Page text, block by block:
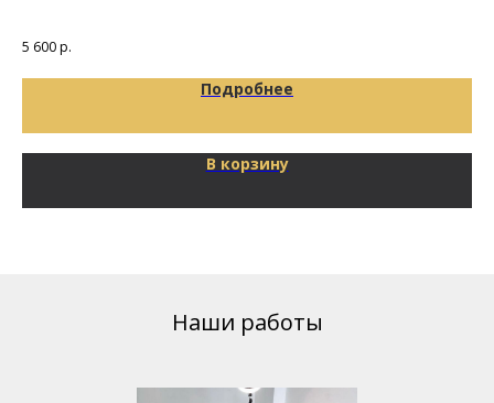
5 600р.
Подробнее
В корзину
Наши работы